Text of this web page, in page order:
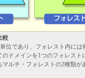
較
位であり、フォレスト内には
ドメインを1つのフォレスト
ルチ・フォレストの2種類が